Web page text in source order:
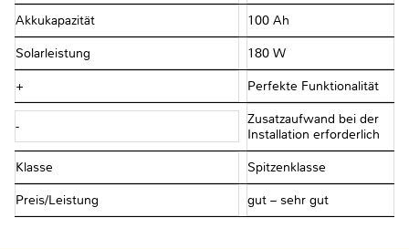
Akkukapazität 100 Ah
Solarleistung 180 W
+ Perfekte Funktionalität
-
Zusatzaufwand bei der
Installation erforderlich
Klasse Spitzenklasse
Preis/Leistung gut – sehr gut